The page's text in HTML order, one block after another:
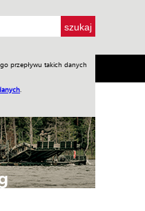
przepływu takich danych
w WIW